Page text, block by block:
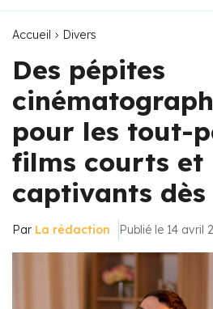
Accueil Divers
Des pépites
pour les tout-
films courts et
captivants dès
Par La rédaction Publié le 14 avril